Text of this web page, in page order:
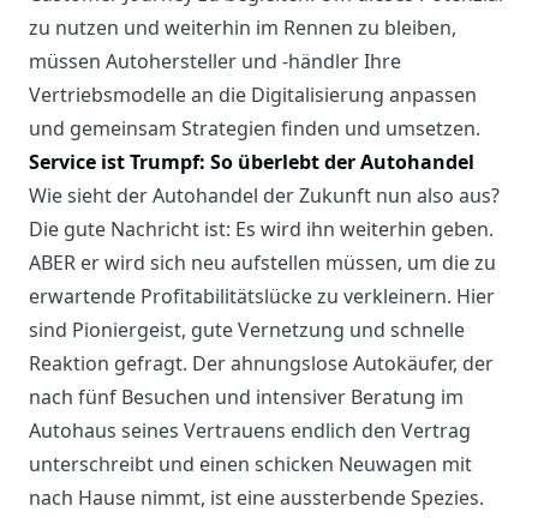
zu nutzen und weiterhin im Rennen zu bleiben,
müssen Autohersteller und -händler Ihre
Vertriebsmodelle an die Digitalisierung anpassen
und gemeinsam Strategien finden und umsetzen.
Service ist Trumpf: So überlebt der Autohandel
Wie sieht der Autohandel der Zukunft nun also aus?
Die gute Nachricht ist: Es wird ihn weiterhin geben.
ABER er wird sich neu aufstellen müssen, um die zu
erwartende Profitabilitätslücke zu verkleinern. Hier
sind Pioniergeist, gute Vernetzung und schnelle
Reaktion gefragt. Der ahnungslose Autokäufer, der
nach fünf Besuchen und intensiver Beratung im
Autohaus seines Vertrauens endlich den Vertrag
unterschreibt und einen schicken Neuwagen mit
nach Hause nimmt, ist eine aussterbende Spezies.